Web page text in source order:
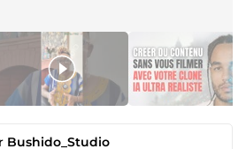
Bushido_Studio